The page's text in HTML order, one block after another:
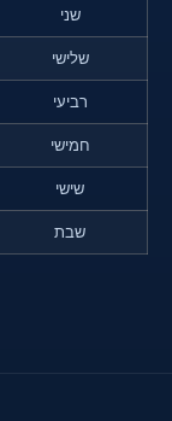
שני
שלישי
רביעי
חמישי
שישי
שבת